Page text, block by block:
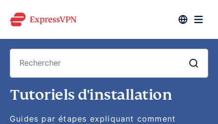
Tutoriels d'installation
Guides par étapes expliquant comment
Rechercher